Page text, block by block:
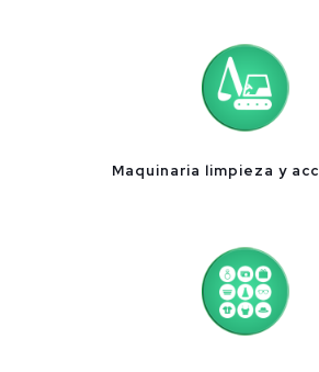
Maquinaria limpieza y